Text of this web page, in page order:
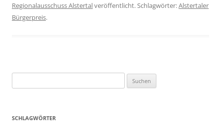
Regionalausschuss Alstertalveröffentlicht. Schlagwörter:Alstertaler
Bürgerpreis.
nach:
SCHLAGWÖRTER